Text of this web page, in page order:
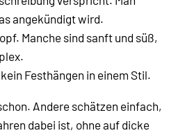
angekündigt wird.
Manche sind sanft und süß,
Festhängen in einem Stil.
Andere schätzen einfach,
dabei ist, ohne auf dicke